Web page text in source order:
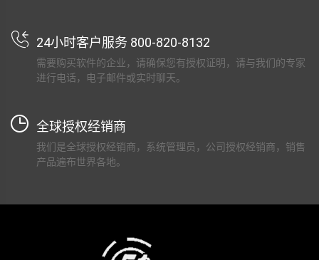
24小时客户服务 800-820-8132
需要购买软件的企业，请确保您有授权证明，请与我们的专家
进行电话，电子邮件或实时聊天。
全球授权经销商
我们是全球授权经销商，系统管理员，公司授权经销商，销售
产品遍布世界各地。